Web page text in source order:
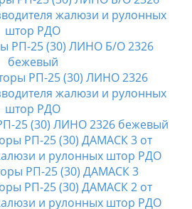
РП-25 (30) ЛИНО Б/О 2326
бежевый
25 (30) ЛИНО 2326 бежевый
РП-25 (30) ДАМАСК 3